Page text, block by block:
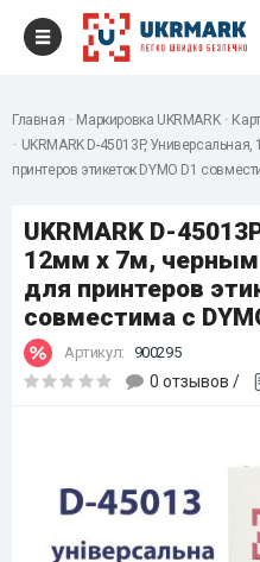
Главная Маркировка UKRMARK
UKRMARK D-45013P,
принтеров этикеток DYMO D1
UKRMARK D-
12мм х 7м,
для принтеров
совместима с
Артикул: 900295
0 отзывов /